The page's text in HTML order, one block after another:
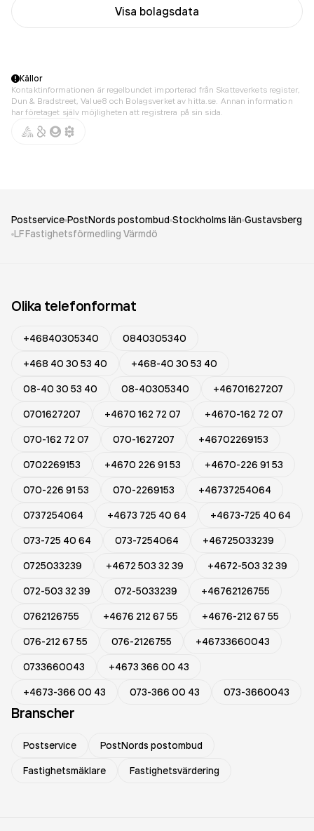
Visa bolagsdata
Källor
Kontaktinformationen är regelbundet importerad från Skatteverkets register,
Dun & Bradstreet, Value8 och Bolagsverket av hitta.se. Annan information
har företaget själv möjligheten att registrera på sin sida.
Postservice PostNords postombud Stockholms län Gustavsberg
LF Fastighetsförmedling Värmdö
Olika telefonformat
+46840305340
0840305340
+468 40 30 53 40
+468-40 30 53 40
08-40 30 53 40
08-40305340
+46701627207
0701627207
+4670 162 72 07
+4670-162 72 07
070-162 72 07
070-1627207
+46702269153
0702269153
+4670 226 91 53
+4670-226 91 53
070-226 91 53
070-2269153
+46737254064
0737254064
+4673 725 40 64
+4673-725 40 64
073-725 40 64
073-7254064
+46725033239
0725033239
+4672 503 32 39
+4672-503 32 39
072-503 32 39
072-5033239
+46762126755
0762126755
+4676 212 67 55
+4676-212 67 55
076-212 67 55
076-2126755
+46733660043
0733660043
+4673 366 00 43
+4673-366 00 43
073-366 00 43 073-3660043
Branscher
Postservice
PostNords postombud
Fastighetsmäklare
Fastighetsvärdering